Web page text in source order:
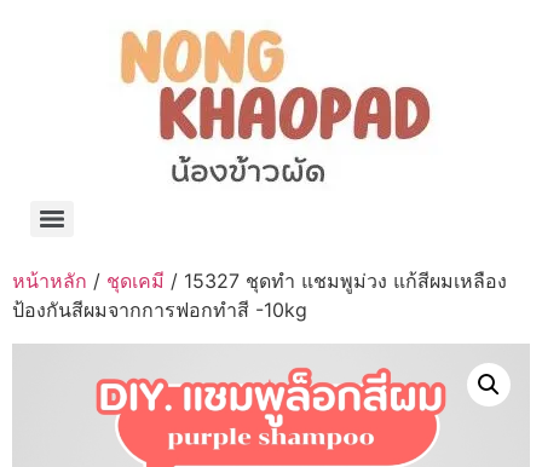
หน้าหลัก / ชุดเคมี / 15327 ชุดทำ แชมพูม่วง แก้สีผมเหลือง
ป้องกันสีผมจากการฟอกทำสี -10kg